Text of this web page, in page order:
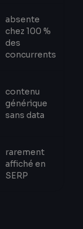
absente
chez 100 %
des
concurrents
contenu
générique
sans data
rarement
affiché en
SERP